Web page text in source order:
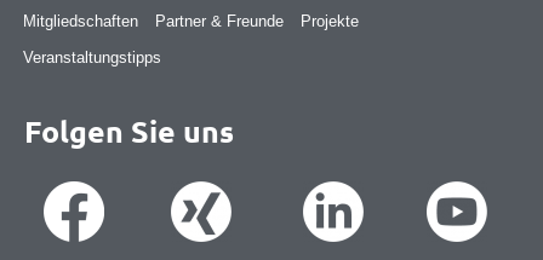
Mitgliedschaften
Partner & Freunde
Projekte
Veranstaltungstipps
Folgen Sie uns